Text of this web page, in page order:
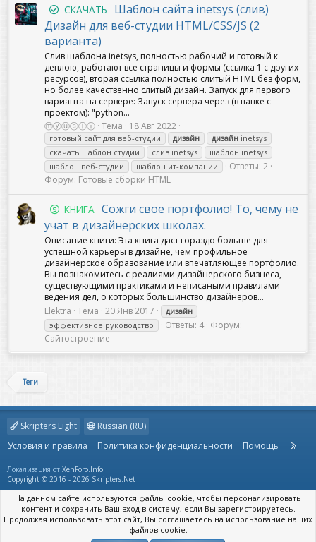
СКАЧАТЬ
Шаблон сайта inetsys (слив)
Дизайн для веб-студии HTML/CSS/JS (2
варианта)
Слив шаблона inetsys, полностью рабочий и готовый к
деплою, работают все страницы и формы (ссылка 1 с других
ресурсов), вторая ссылка полностью слитый HTML без форм,
но более качественно слитый дизайн. Запуск для первого
варианта на сервере: Запуск сервера через (в папке с
проектом): "python...
ⓜⓨⓤⓢⓛⓘ Тема 18 Авг 2022
готовый сайт для веб-студии дизайн дизайн inetsys
скачать шаблон студии
слив inetsys
шаблон inetsys
шаблон веб-студии
шаблон ит-компании
Ответы: 2
Форум: Готовые сборки HTML
КНИГА Сожги свое портфолио! То, чему не
учат в дизайнерских школах.
Описание книги: Эта книга даст гораздо больше для
успешной карьеры в дизайне, чем профильное
дизайнерское образование или впечатляющее портфолио.
Вы познакомитесь с реалиями дизайнерского бизнеса,
существующими практиками и неписаными правилами
ведения дел, о которых большинство дизайнеров...
Elektra Тема 20 Янв 2017
дизайн
эффективное руководство
Ответы: 4 Форум:
Сайтостроение
Теги
Skripters Light
Russian (RU)
Условия и правила
Политика конфиденциальности Помощь
R
Локализация от XenForo.Info
Copyright © 2016 - 2026 Skripters.Net
На данном сайте используются файлы cookie, чтобы персонализировать
контент и сохранить Ваш вход в систему, если Вы зарегистрируетесь.
Продолжая использовать этот сайт, Вы соглашаетесь на использование наших
файлов cookie.